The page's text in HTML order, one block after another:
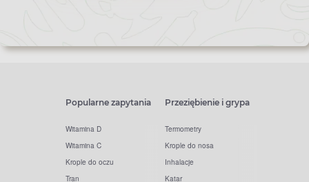
Popularne zapytania
Witamina D
Witamina C
Krople do oczu
Tran
Przeziębienie i grypa
Termometry
Krople do nosa
Inhalacje
Katar